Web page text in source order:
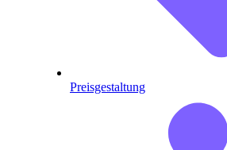
Preisgestaltung